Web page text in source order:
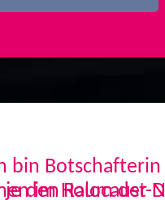
bin
im Holocaust-